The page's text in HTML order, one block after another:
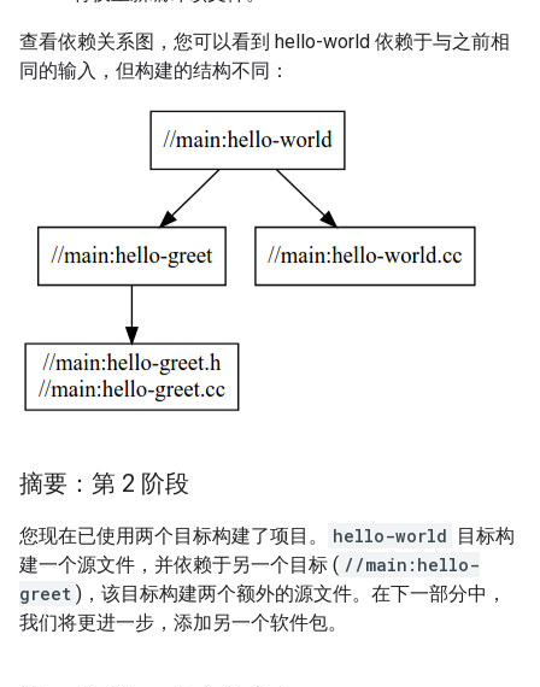
查看依赖关系图，您可以看到 hello-world 依赖于与之前相
同的输入，但构建的结构不同：
摘要：第 2 阶段
您现在已使用两个目标构建了项目。 hello-world 目标构
建一个源文件，并依赖于另一个目标 ( //main:hello-
greet )，该目标构建两个额外的源文件。在下一部分中，
我们将更进一步，添加另一个软件包。